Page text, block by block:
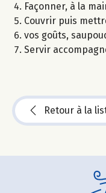
Façonner, à la
Couvrir puis
vos goûts,
Servir
Retour à la